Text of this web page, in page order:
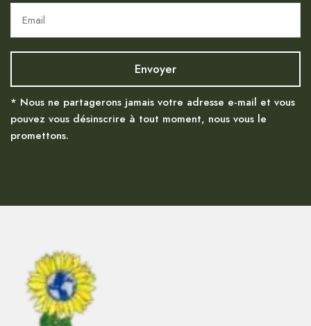
* Nous ne partagerons jamais votre adresse e-mail et vous
pouvez vous désinscrire à tout moment, nous vous le
promettons.